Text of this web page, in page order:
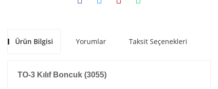
Ürün Bilgisi Yorumlar Taksit Seçenekleri
TO-3 Kılıf Boncuk (3055)